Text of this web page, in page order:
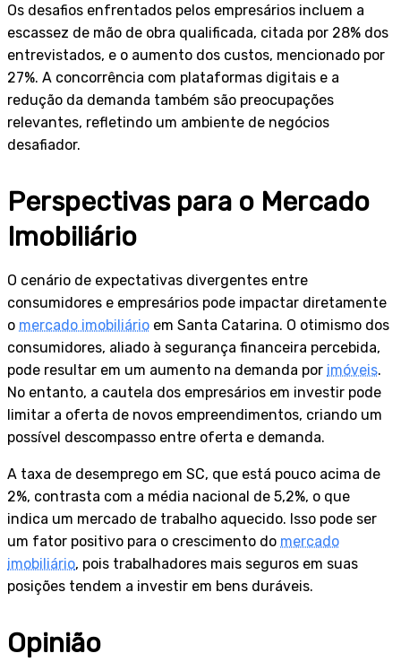
Os desafios enfrentados pelos empresários incluem a
escassez de mão de obra qualificada, citada por 28% dos
entrevistados, e o aumento dos custos, mencionado por
27%. A concorrência com plataformas digitais e a
redução da demanda também são preocupações
relevantes, refletindo um ambiente de negócios
desafiador.
Perspectivas para o Mercado
Imobiliário
O cenário de expectativas divergentes entre
consumidores e empresários pode impactar diretamente
o mercado imobiliário em Santa Catarina. O otimismo dos
consumidores, aliado à segurança financeira percebida,
pode resultar em um aumento na demanda por imóveis.
No entanto, a cautela dos empresários em investir pode
limitar a oferta de novos empreendimentos, criando um
possível descompasso entre oferta e demanda.
A taxa de desemprego em SC, que está pouco acima de
2%, contrasta com a média nacional de 5,2%, o que
indica um mercado de trabalho aquecido. Isso pode ser
um fator positivo para o crescimento do mercado
imobiliário, pois trabalhadores mais seguros em suas
posições tendem a investir em bens duráveis.
Opinião